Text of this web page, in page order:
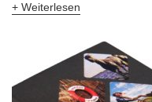
Weiterlesen